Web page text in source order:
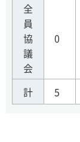
全
員
協
議
会
0
計 5